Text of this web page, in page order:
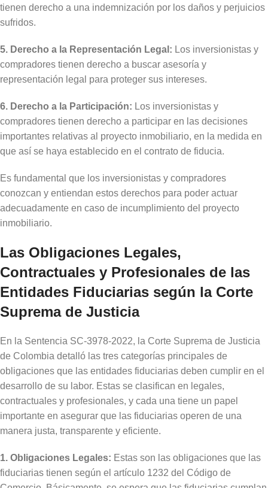
tienen derecho a una indemnización por los daños y perjuicios
sufridos.
5. Derecho a la Representación Legal: Los inversionistas y
compradores tienen derecho a buscar asesoría y
representación legal para proteger sus intereses.
6. Derecho a la Participación: Los inversionistas y
compradores tienen derecho a participar en las decisiones
importantes relativas al proyecto inmobiliario, en la medida en
que así se haya establecido en el contrato de fiducia.
Es fundamental que los inversionistas y compradores
conozcan y entiendan estos derechos para poder actuar
adecuadamente en caso de incumplimiento del proyecto
inmobiliario.
Las Obligaciones Legales,
Contractuales y Profesionales de las
Entidades Fiduciarias según la Corte
Suprema de Justicia
En la Sentencia SC-3978-2022, la Corte Suprema de Justicia
de Colombia detalló las tres categorías principales de
obligaciones que las entidades fiduciarias deben cumplir en el
desarrollo de su labor. Estas se clasifican en legales,
contractuales y profesionales, y cada una tiene un papel
importante en asegurar que las fiduciarias operen de una
manera justa, transparente y eficiente.
1. Obligaciones Legales: Estas son las obligaciones que las
fiduciarias tienen según el artículo 1232 del Código de